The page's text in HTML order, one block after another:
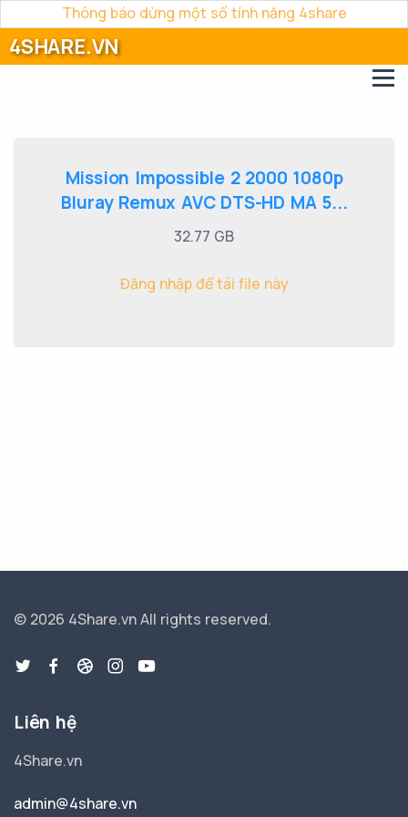
Thông báo dừng một số tính năng 4share
4SHARE.VN
Mission Impossible 2 2000 1080p
Bluray Remux AVC DTS-HD MA 5...
32.77 GB
Đăng nhập để tải file này
© 2026 4Share.vnAll rights reserved.
Liên hệ
4Share.vn
admin@4share.vn